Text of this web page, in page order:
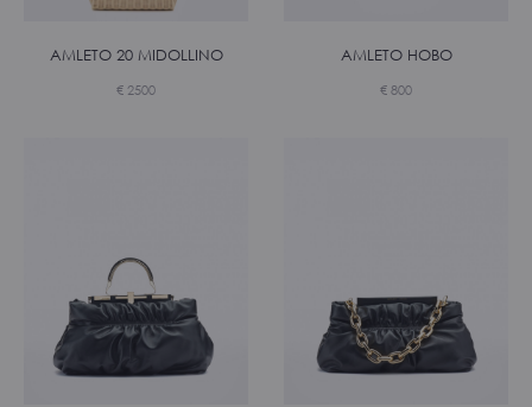
AMLETO 20 MIDOLLINO
€ 2500
AMLETO HOBO
€ 800